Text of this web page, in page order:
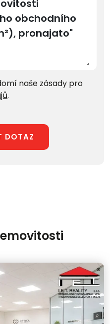
naše zásady pro
.
DOTAZ